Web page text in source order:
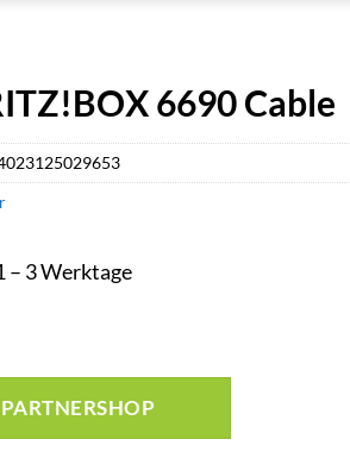
6690 Cable
– 3 Werktage